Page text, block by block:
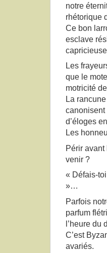
notre
rhétorique
Ce bon
esclave
Les
que le
motricité
La
canonisent
d’éloges
Les
Périr avant
venir ?
« Défais-
»…
Parfois
parfum
l’heure du
C’est
avariés.